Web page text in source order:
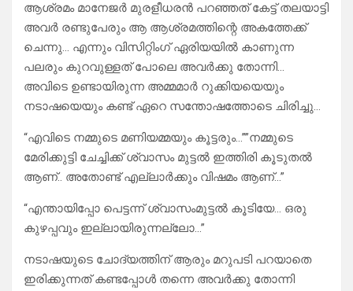
ആശ്രമം മാനേജർ മുരളീധരൻ പറഞ്ഞത് കേട്ട് തലയാട്ടി
അവർ രണ്ടുപേരും ആ ആശ്രമത്തിന്റെ അകത്തേക്ക്
ചെന്നു… എന്നും വിസിറ്റിംഗ് ഏരിയയിൽ കാണുന്ന
പലരും കുറവുള്ളത് പോലെ അവർക്കു തോന്നി…
അവിടെ ഉണ്ടായിരുന്ന അമ്മമാർ റുക്കിയയെയും
നടാഷയെയും കണ്ട് ഏറെ സന്തോഷത്തോടെ ചിരിച്ചു…
“എവിടെ നമ്മുടെ മണിയമ്മയും കൂട്ടരും…””നമ്മുടെ
മേരിക്കുട്ടി ചേച്ചിക്ക് ശ്വാസം മുട്ടൽ ഇത്തിരി കൂടുതൽ
ആണ്.. അതോണ്ട് എല്ലാർക്കും വിഷമം ആണ്…”
“എന്തായിപ്പോ പെട്ടന്ന് ശ്വാസംമുട്ടൽ കൂടിയേ… ഒരു
കുഴപ്പവും ഇല്ലായിരുന്നല്ലോ…”
നടാഷയുടെ ചോദ്യത്തിന് ആരും മറുപടി പറയാതെ
ഇരിക്കുന്നത് കണ്ടപ്പോൾ തന്നെ അവർക്കു തോന്നി